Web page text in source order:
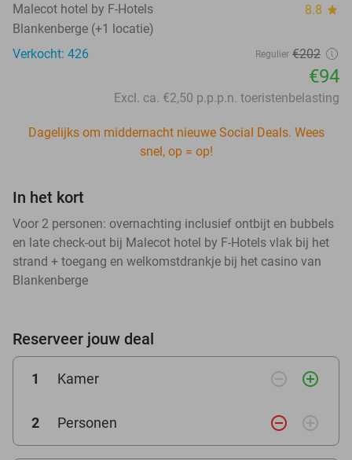
Malecot hotel by F-Hotels 8.8 star
Blankenberge (+1 locatie)
Verkocht: 426
Regulier €202
€94
Excl. ca. €2,50 p.p.p.n. toeristenbelasting
Dagelijks om middernacht nieuwe Social Deals. Wees
snel, op = op!
In het kort
Voor 2 personen: overnachting inclusief ontbijt en bubbels
en late check-out bij Malecot hotel by F-Hotels vlak bij het
strand + toegang en welkomstdrankje bij het casino van
Blankenberge
Reserveer jouw deal
1 Kamer remove_circle_outline add_circle_outline
2 Personen remove_circle_outline add_circle_outline